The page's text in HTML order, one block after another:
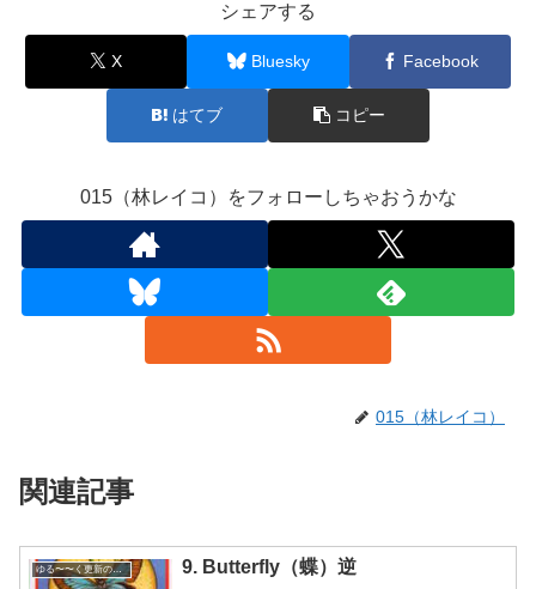
シェアする
X Bluesky Facebook
はてブ コピー
015（林レイコ）をフォローしちゃおうかな
015（林レイコ）
関連記事
ゆる〜〜く更新の日めくり 9. Butterfly（蝶）逆